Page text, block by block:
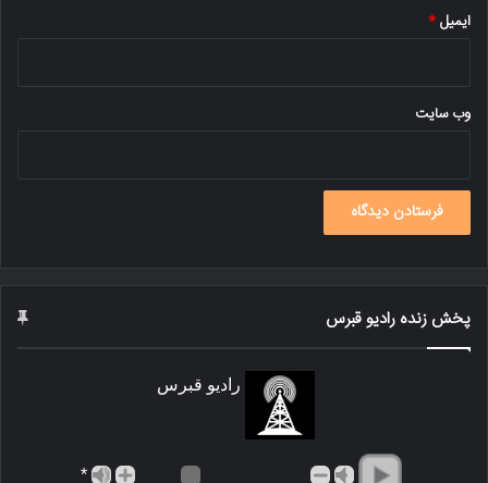
ایمیل*
وب‌ سایت
پخش زنده رادیو قبرس
رادیو قبرس
*